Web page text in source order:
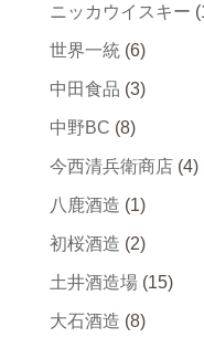
ニッカウイスキー
世界一統 (6)
中田食品 (3)
中野BC (8)
今西清兵衛商店 (4)
八鹿酒造 (1)
初桜酒造 (2)
土井酒造場 (15)
大石酒造 (8)